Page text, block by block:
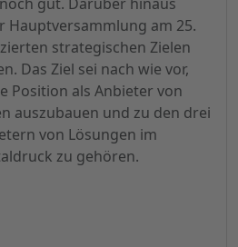
Hauptversammlung am 25.
strategischen Zielen
Das Ziel sei nach wie vor,
Position als Anbieter von
auszubauen und zu den drei
von Lösungen im
zu gehören.